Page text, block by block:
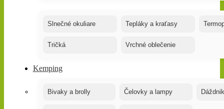
Slnečné okuliare Tepláky a kraťasy
Tričká Vrchné oblečenie
Kemping
Bivaky a brolly Čelovky a lampy